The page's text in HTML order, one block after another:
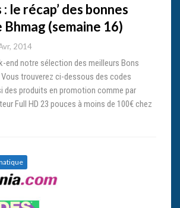
le récap’ des bonnes
(semaine 16)
2014
end notre sélection des meilleurs Bons
trouverez ci-dessous des codes
des produits en promotion comme par
Full HD 23 pouces à moins de 100€ chez